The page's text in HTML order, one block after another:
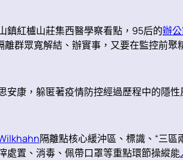
鎮紅櫨山莊集西醫學察看點，95后的辦
群眾寬解結、辦實事，又要在監控前聚
康，躲匿著疫情防控經過歷程中的隱性
隔離點核心緩沖區、標識、“三區
處置、消毒、佩帶口罩等重點環節操縱能